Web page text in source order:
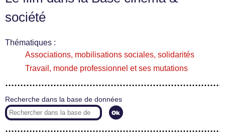
société
Thématiques :
Associations, mobilisations sociales, solidarités
Travail, monde professionnel et ses mutations
Recherche dans la base de données